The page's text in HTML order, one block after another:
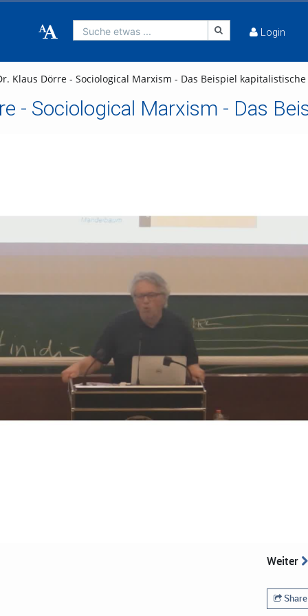
Suche etwas ... Login
Klaus Dörre - Sociological Marxism - Das Beispiel
- Sociological Marxism - Das
Weiter
Share